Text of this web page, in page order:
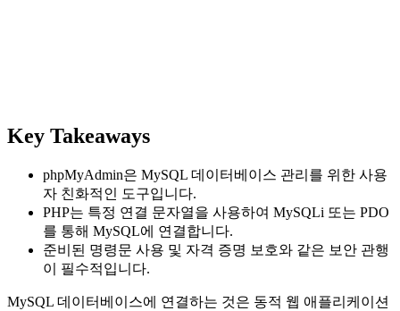
Key Takeaways
phpMyAdmin은 MySQL 데이터베이스 관리를 위한 사용
자 친화적인 도구입니다.
PHP는 특정 연결 문자열을 사용하여 MySQLi 또는 PDO
를 통해 MySQL에 연결합니다.
준비된 명령문 사용 및 자격 증명 보호와 같은 보안 관행
이 필수적입니다.
MySQL 데이터베이스에 연결하는 것은 동적 웹 애플리케이션